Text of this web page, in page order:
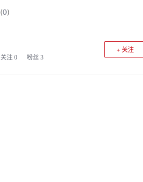
(0)
关注 0 粉丝 3
+ 关注